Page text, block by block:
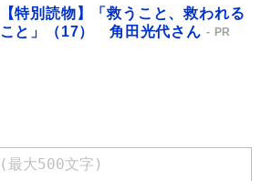
【特別読物】「救うこと、救われる
こと」（17） 角田光代さん
PR